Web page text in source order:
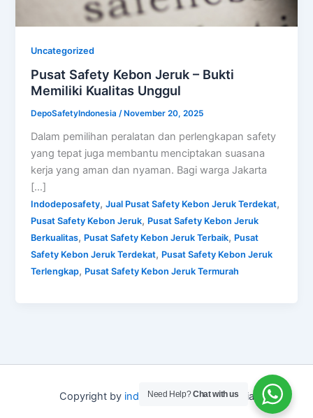
Uncategorized
Pusat Safety Kebon Jeruk – Bukti
Memiliki Kualitas Unggul
DepoSafetyIndonesia/ November 20, 2025
Dalam pemilihan peralatan dan perlengkapan safety
yang tepat juga membantu menciptakan suasana
kerja yang aman dan nyaman. Bagi warga Jakarta
[…]
Indodeposafety,Jual Pusat Safety Kebon Jeruk Terdekat,
Pusat Safety Kebon Jeruk, Pusat Safety Kebon Jeruk
Berkualitas, Pusat Safety Kebon Jeruk Terbaik, Pusat
Safety Kebon Jeruk Terdekat, Pusat Safety Kebon Jeruk
Terlengkap, Pusat Safety Kebon Jeruk Termurah
Copyright by indo depo safetyIndonesia
Need Help?Chat with us